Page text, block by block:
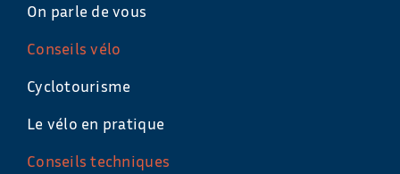
On parle de vous
Conseils vélo
Cyclotourisme
Le vélo en pratique
Conseils techniques